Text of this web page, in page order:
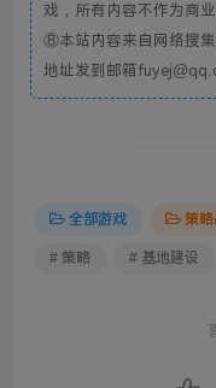
戏，所有内容不作为商业
⑧本站内容来自网络搜
地址发到邮箱
全部游戏 策
# 策略 # 基地建设